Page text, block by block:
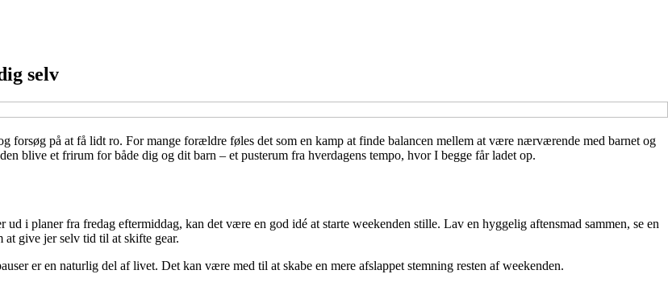
selv
forsøg på at få lidt ro. For mange forældre føles det som en kamp at finde balancen mellem at være nærværende med barnet og
blive et frirum for både dig og dit barn – et pusterum fra hverdagens tempo, hvor I begge får ladet op.
i planer fra fredag eftermiddag, kan det være en god idé at starte weekenden stille. Lav en hyggelig aftensmad sammen, se en
give jer selv tid til at skifte gear.
er en naturlig del af livet. Det kan være med til at skabe en mere afslappet stemning resten af weekenden.